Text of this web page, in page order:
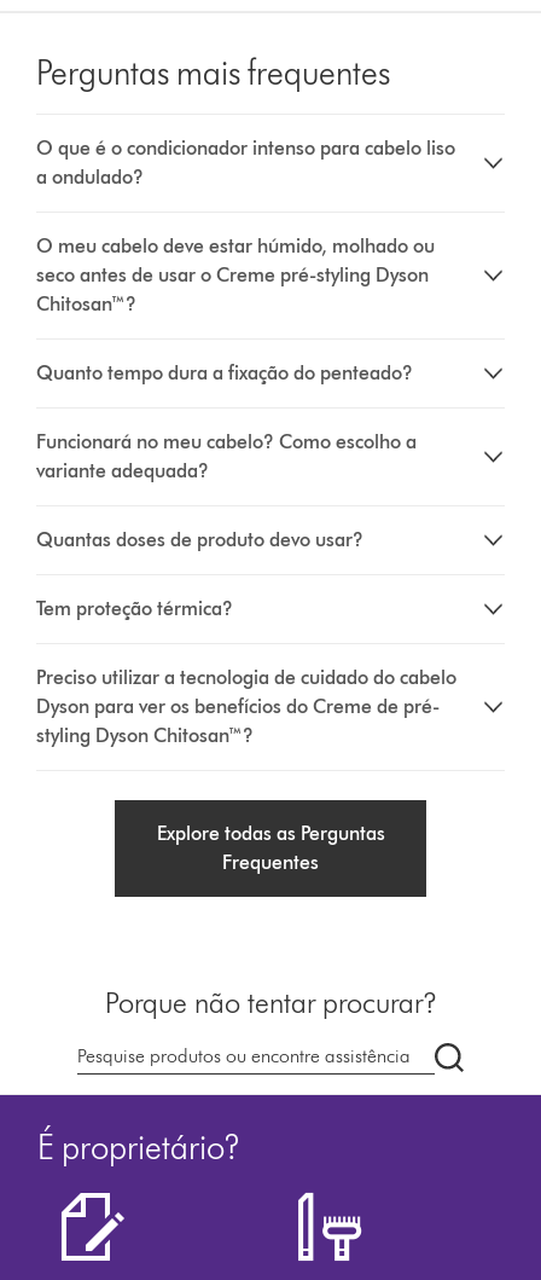
Perguntas mais frequentes
O que é o condicionador intenso para cabelo liso
a ondulado?
O meu cabelo deve estar húmido, molhado ou
seco antes de usar o Creme pré-styling Dyson
Chitosan™?
Quanto tempo dura a fixação do penteado?
Funcionará no meu cabelo? Como escolho a
variante adequada?
Quantas doses de produto devo usar?
Tem proteção térmica?
Preciso utilizar a tecnologia de cuidado do cabelo
Dyson para ver os benefícios do Creme de pré-
styling Dyson Chitosan™?
Explore todas as Perguntas
Frequentes
Porque não tentar procurar?
Pesquisar
em
É proprietário?